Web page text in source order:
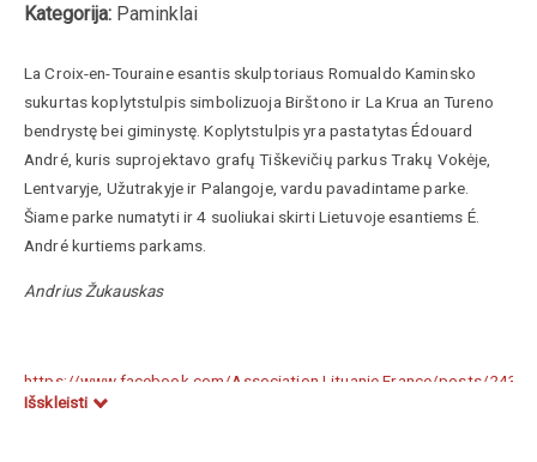
Kategorija: Paminklai
La Croix-en-Touraine esantis skulptoriaus Romualdo Kaminsko
sukurtas koplytstulpis simbolizuoja Birštono ir La Krua an Tureno
bendrystę bei giminystę. Koplytstulpis yra pastatytas Édouard
André, kuris suprojektavo grafų Tiškevičių parkus Trakų Vokėje,
Lentvaryje, Užutrakyje ir Palangoje, vardu pavadintame parke.
Šiame parke numatyti ir 4 suoliukai skirti Lietuvoje esantiems É.
André kurtiems parkams.
Andrius Žukauskas
https://www.facebook.com/Association.Lituanie.France/posts/
Išskleisti